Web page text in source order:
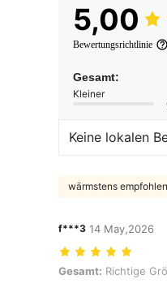
5,00
Bewertungsrichtlinie
Gesamt:
Kleiner
Keine lokalen
wärmstens
f***3 14 May,2026
Gesamt: Richtige
Gesamt: Richtige